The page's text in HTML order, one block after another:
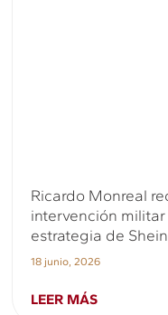
Ricardo Monreal
intervención
estrategia de
18 junio, 2026
LEER MÁS